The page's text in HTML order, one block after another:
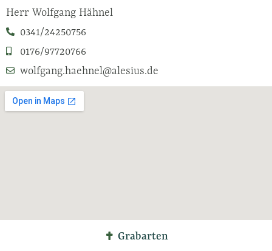
Herr Wolfgang Hähnel
0341/24250756
0176/97720766
wolfgang.haehnel@alesius.de
Grabarten